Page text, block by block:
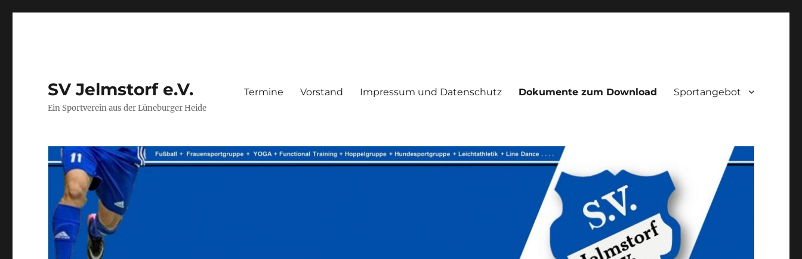
SV Jelmstorf e.V.
Ein Sportverein aus der Lüneburger Heide
Termine Vorstand Impressum und Datenschutz Dokumente zum Download Sportangebot